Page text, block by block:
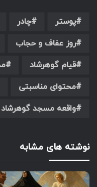
پوستر چادر
روز عفاف و حجاب
قیام گوهرشاد
محتوای مناسبتی
واقعه مسجد گوهرشاد
نوشته های مشابه